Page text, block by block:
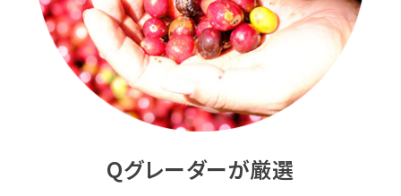
Qグレーダーが厳選